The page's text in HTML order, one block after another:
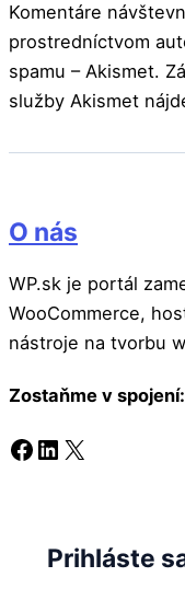
Komentáre
prostredníctvom
spamu – Akismet.
služby Akismet
O nás
WP.sk je portál
WooCommerce,
nástroje na tvorbu
Zostaňme v spojení:
Facebook
LinkedIn
X
Prihláste